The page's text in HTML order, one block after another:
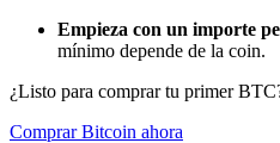
Empieza con un importe
mínimo depende de la coin.
¿Listo para comprar tu primer
Comprar Bitcoin ahora